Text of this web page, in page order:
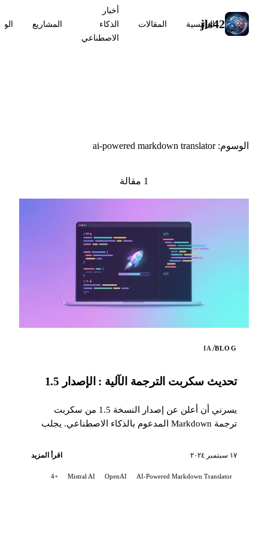
jls42
الرئيسية المقالات
أخبار
الذكاء
الاصطناعي
المشاريع
الوسوم: ai-powered markdown translator
1 مقالة
BLOG
/
IA
تحديث سكربت الترجمة الآلية : الإصدار 1.5
يسرني أن أعلن عن إصدار النسخة 1.5 من سكربت
ترجمة Markdown المدعوم بالذكاء الاصطناعي. يجلب
١٧ سبتمبر ٢٠٢٤ اقرأ المزيد
AI-Powered Markdown Translator
OpenAI
Mistral AI
+4